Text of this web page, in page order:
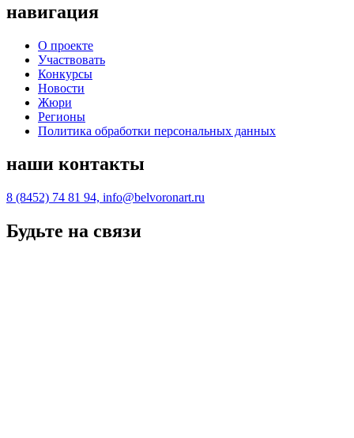
навигация
О проекте
Участвовать
Конкурсы
Новости
Жюри
Регионы
Политика обработки персональных данных
наши контакты
8 (8452) 74 81 94, info@belvoronart.ru
Будьте на связи